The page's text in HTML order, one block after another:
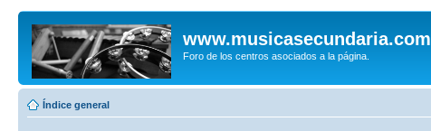
www.musicasecundaria.com
Foro de los centros asociados a la página.
Índice general